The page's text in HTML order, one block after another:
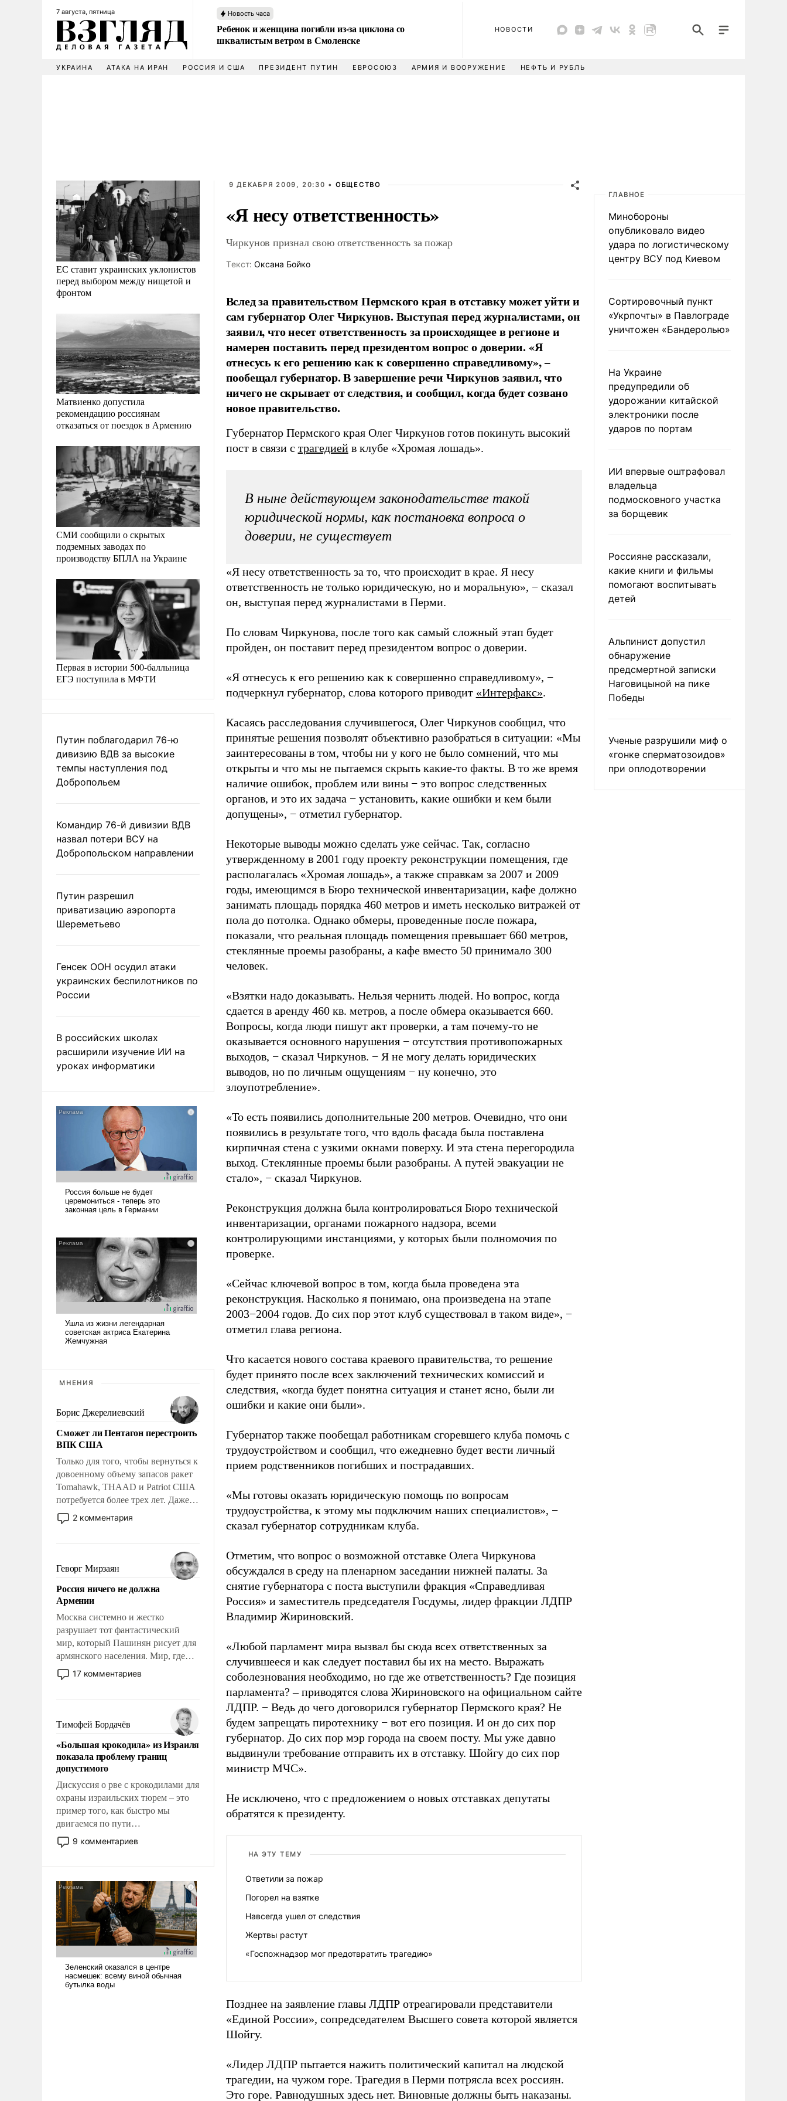
7 августа, пятница Новость часа
Ребенок и женщина погибли из-за циклона со
шквалистым ветром в Смоленске
НОВОСТИ
УКРАИНА АТАКА НА ИРАН РОССИЯ И США ПРЕЗИДЕНТ ПУТИН ЕВРОСОЮЗ АРМИЯ И ВООРУЖЕНИЕ НЕФТЬ И РУБЛЬ
ЕС ставит украинских уклонистов
перед выбором между нищетой и
фронтом
Матвиенко допустила
рекомендацию россиянам
отказаться от поездок в Армению
СМИ сообщили о скрытых
подземных заводах по
производству БПЛА на Украине
Первая в истории 500-балльница
ЕГЭ поступила в МФТИ
Путин поблагодарил 76-ю
дивизию ВДВ за высокие
темпы наступления под
Добропольем
Командир 76-й дивизии ВДВ
назвал потери ВСУ на
Добропольском направлении
Путин разрешил
приватизацию аэропорта
Шереметьево
Генсек ООН осудил атаки
украинских беспилотников по
России
В российских школах
расширили изучение ИИ на
уроках информатики
МНЕНИЯ
Борис Джерелиевский
Сможет ли Пентагон перестроить
ВПК США
Только для того, чтобы вернуться к
довоенному объему запасов ракет
Tomahawk, THAAD и Patriot США
потребуется более трех лет. Даже
небольшая война с Ираном
опустошила американские
уязвимости США, например, перед
Китаем.
2 комментария
Геворг Мирзаян
Россия ничего не должна
Армении
Москва системно и жестко
разрушает тот фантастический
мир, который Пашинян рисует для
армянского населения. Мир, где
политические прожекты будут
безусловно оплачиваться за счет
где Еревану за свои поступки не
нужно отвечать.
17 комментариев
Тимофей Бордачёв
«Большая крокодила» из Израиля
показала проблему границ
допустимого
Дискуссия о рве с крокодилами для
охраны израильских тюрем – это
пример того, как быстро мы
двигаемся по пути
революционных изменений. То,
что несколько лет назад было
обсуждаемой идеей.
9 комментариев
9 ДЕКАБРЯ 2009, 20:30 • ОБЩЕСТВО
«Я несу ответственность»
Чиркунов признал свою ответственность за пожар
Tекст: Оксана Бойко
Вслед за правительством Пермского края в отставку может уйти и
сам губернатор Олег Чиркунов. Выступая перед журналистами, он
заявил, что несет ответственность за происходящее в регионе и
намерен поставить перед президентом вопрос о доверии. «Я
отнесусь к его решению как к совершенно справедливому», −
пообещал губернатор. В завершение речи Чиркунов заявил, что
ничего не скрывает от следствия, и сообщил, когда будет созвано
новое правительство.
Губернатор Пермского края Олег Чиркунов готов покинуть высокий
пост в связи с трагедиейв клубе «Хромая лошадь».
В ныне действующем законодательстве такой
юридической нормы, как постановка вопроса о
доверии, не существует
«Я несу ответственность за то, что происходит в крае. Я несу
ответственность не только юридическую, но и моральную», − сказал
он, выступая перед журналистами в Перми.
По словам Чиркунова, после того как самый сложный этап будет
пройден, он поставит перед президентом вопрос о доверии.
«Я отнесусь к его решению как к совершенно справедливому», −
подчеркнул губернатор, слова которого приводит «Интерфакс».
Касаясь расследования случившегося, Олег Чиркунов сообщил, что
принятые решения позволят объективно разобраться в ситуации: «Мы
заинтересованы в том, чтобы ни у кого не было сомнений, что мы
открыты и что мы не пытаемся скрыть какие-то факты. В то же время
наличие ошибок, проблем или вины − это вопрос следственных
органов, и это их задача − установить, какие ошибки и кем были
допущены», − отметил губернатор.
Некоторые выводы можно сделать уже сейчас. Так, согласно
утвержденному в 2001 году проекту реконструкции помещения, где
располагалась «Хромая лошадь», а также справкам за 2007 и 2009
годы, имеющимся в Бюро технической инвентаризации, кафе должно
занимать площадь порядка 460 метров и иметь несколько витражей от
пола до потолка. Однако обмеры, проведенные после пожара,
показали, что реальная площадь помещения превышает 660 метров,
стеклянные проемы разобраны, а кафе вместо 50 принимало 300
человек.
«Взятки надо доказывать. Нельзя чернить людей. Но вопрос, когда
сдается в аренду 460 кв. метров, а после обмера оказывается 660.
Вопросы, когда люди пишут акт проверки, а там почему-то не
оказывается основного нарушения − отсутствия противопожарных
выходов, − сказал Чиркунов. − Я не могу делать юридических
выводов, но по личным ощущениям − ну конечно, это
злоупотребление».
«То есть появились дополнительные 200 метров. Очевидно, что они
появились в результате того, что вдоль фасада была поставлена
кирпичная стена с узкими окнами поверху. И эта стена перегородила
выход. Стеклянные проемы были разобраны. А путей эвакуации не
стало», − сказал Чиркунов.
Реконструкция должна была контролироваться Бюро технической
инвентаризации, органами пожарного надзора, всеми
контролирующими инстанциями, у которых были полномочия по
проверке.
«Сейчас ключевой вопрос в том, когда была проведена эта
реконструкция. Насколько я понимаю, она произведена на этапе
2003−2004 годов. До сих пор этот клуб существовал в таком виде», −
отметил глава региона.
Что касается нового состава краевого правительства, то решение
будет принято после всех заключений технических комиссий и
следствия, «когда будет понятна ситуация и станет ясно, были ли
ошибки и какие они были».
Губернатор также пообещал работникам сгоревшего клуба помочь с
трудоустройством и сообщил, что ежедневно будет вести личный
прием родственников погибших и пострадавших.
«Мы готовы оказать юридическую помощь по вопросам
трудоустройства, к этому мы подключим наших специалистов», −
сказал губернатор сотрудникам клуба.
Отметим, что вопрос о возможной отставке Олега Чиркунова
обсуждался в среду на пленарном заседании нижней палаты. За
снятие губернатора с поста выступили фракция «Справедливая
Россия» и заместитель председателя Госдумы, лидер фракции ЛДПР
Владимир Жириновский.
«Любой парламент мира вызвал бы сюда всех ответственных за
случившееся и как следует поставил бы их на место. Выражать
соболезнования необходимо, но где же ответственность? Где позиция
парламента? – приводятся слова Жириновского на официальном сайте
ЛДПР. − Ведь до чего договорился губернатор Пермского края? Не
будем запрещать пиротехнику − вот его позиция. И он до сих пор
губернатор. До сих пор мэр города на своем посту. Мы уже давно
выдвинули требование отправить их в отставку. Шойгу до сих пор
министр МЧС».
Не исключено, что с предложением о новых отставках депутаты
обратятся к президенту.
НА ЭТУ ТЕМУ
Ответили за пожар
Погорел на взятке
Навсегда ушел от следствия
Жертвы растут
«Госпожнадзор мог предотвратить трагедию»
Позднее на заявление главы ЛДПР отреагировали представители
«Единой России», сопредседателем Высшего совета которой является
Шойгу.
«Лидер ЛДПР пытается нажить политический капитал на людской
трагедии, на чужом горе. Трагедия в Перми потрясла всех россиян.
Это горе. Равнодушных здесь нет. Виновные должны быть наказаны.
ГЛАВНОЕ
Минобороны
опубликовало видео
удара по логистическому
центру ВСУ под Киевом
Сортировочный пункт
«Укрпочты» в Павлограде
уничтожен «Бандеролью»
На Украине
предупредили об
удорожании китайской
электроники после
ударов по портам
ИИ впервые оштрафовал
владельца
подмосковного участка
за борщевик
Россияне рассказали,
какие книги и фильмы
помогают воспитывать
детей
Альпинист допустил
обнаружение
предсмертной записки
Наговицыной на пике
Победы
Ученые разрушили миф о
«гонке сперматозоидов»
при оплодотворении